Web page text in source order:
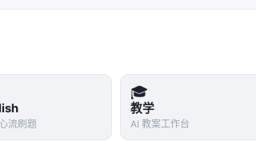
些可以来自同一个模型的多次采样，也可
有N个候选，构造一个随机排列的环形序列
"A"出现一次，作为"B"出现一次——这消除
流刷题
🎓
教学
AI 教案工作台